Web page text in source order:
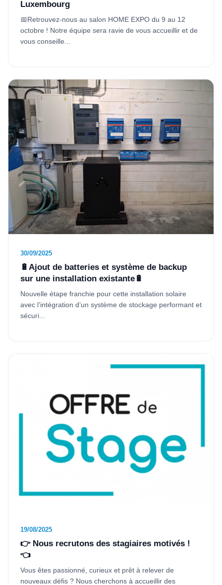
Luxembourg
📅Retrouvez-nous au salon HOME EXPO du 9 au 12
octobre ! Notre équipe sera ravie de vous accueillir et de
vous conseille...
30/09/2025
🔋Ajout de batteries et système de backup
sur une installation existante🔋
Nouvelle étape franchie pour cette installation solaire
avec l’intégration d’un système de stockage performant et
sécuri...
19/08/2025
👉 Nous recrutons des stagiaires motivés !
👈
Vous êtes passionné, curieux et prêt à relever de
nouveaux défis ? Nous cherchons à accueillir des